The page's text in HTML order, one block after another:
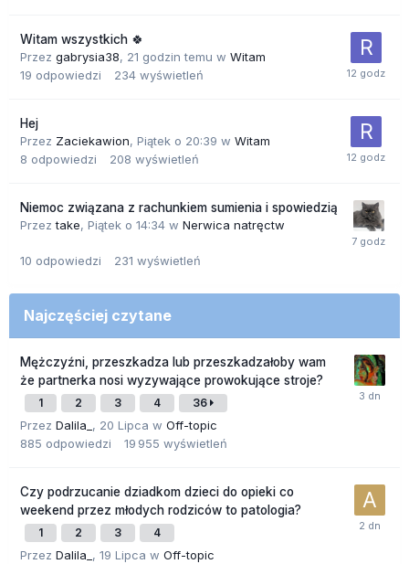
Witam wszystkich 🍀
Przez gabrysia38, 21 godzin temu w Witam
19 odpowiedzi 234 wyświetleń
Hej
Przez Zaciekawion, Piątek o 20:39 w Witam
8 odpowiedzi 208 wyświetleń
Niemoc związana z rachunkiem sumienia i spowiedzią
Przeztake, Piątek o 14:34 w Nerwica natręctw
10 odpowiedzi 231 wyświetleń
Najczęściej czytane
Mężczyźni, przeszkadza lub przeszkadzałoby wam
że partnerka nosi wyzywające prowokujące stroje?
1 2 3 4 36
Przez Dalila_ , 20 Lipca w Off-topic
885 odpowiedzi 19 955 wyświetleń
Czy podrzucanie dziadkom dzieci do opieki co
weekend przez młodych rodziców to patologia?
1 2 3 4
Przez Dalila_ , 19 Lipca w Off-topic